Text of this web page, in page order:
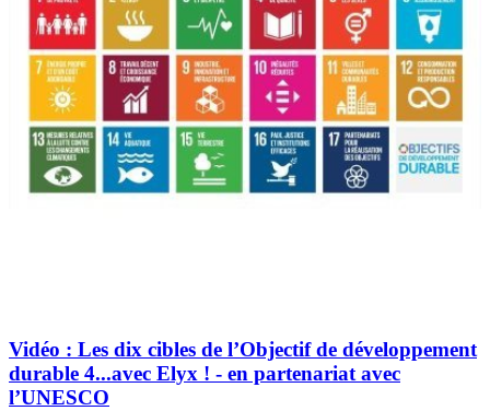
Vidéo : Les dix cibles de l’Objectif de développement
durable 4...avec Elyx ! - en partenariat avec
l’UNESCO